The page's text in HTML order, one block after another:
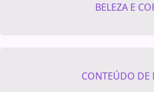
BELEZA E
CONTEÚDO DE